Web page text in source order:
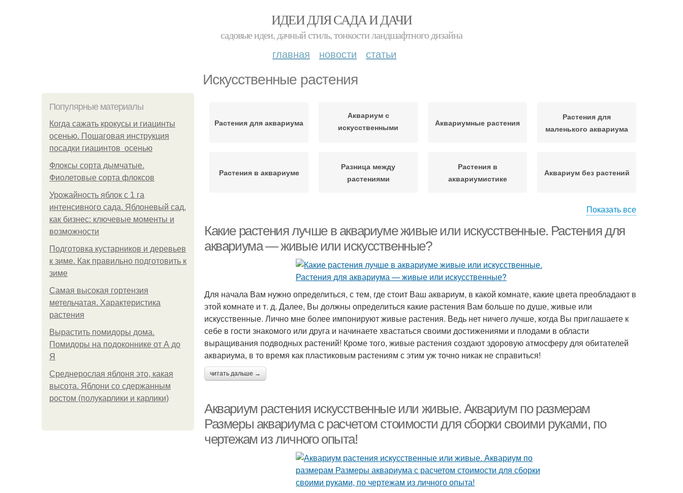
ИДЕИ ДЛЯ САДА И ДАЧИ
садовые идеи, дачный стиль, тонкости ландшафтного дизайна
главная новости статьи
Искусственные растения
Популярные материалы
Когда сажать крокусы и гиацинты
осенью. Пошаговая инструкция
посадки гиацинтов осенью
Флоксы сорта дымчатые.
Фиолетовые сорта флоксов
Урожайность яблок с 1 га
интенсивного сада. Яблоневый сад,
как бизнес: ключевые моменты и
возможности
Подготовка кустарников и деревьев
к зиме. Как правильно подготовить к
зиме
Самая высокая гортензия
метельчатая. Характеристика
растения
Вырастить помидоры дома.
Помидоры на подоконнике от А до
Я
Среднерослая яблоня это, какая
высота. Яблони со сдержанным
ростом (полукарлики и карлики)
Растения для аквариума
Аквариум с
искусственными
Аквариумные растения
Растения для
маленького аквариума
Растения в аквариуме
Разница между
растениями
Растения в
аквариумистике
Аквариум без растений
Показать все
Какие растения лучше в аквариуме живые или искусственные. Растения для
аквариума — живые или искусственные?
Для начала Вам нужно определиться, с тем, где стоит Ваш аквариум, в какой комнате, какие цвета преобладают в
этой комнате и т. д. Далее, Вы должны определиться какие растения Вам больше по душе, живые или
искусственные. Лично мне более импонируют живые растения. Ведь нет ничего лучше, когда Вы приглашаете к
себе в гости знакомого или друга и начинаете хвастаться своими достижениями и плодами в области
выращивания подводных растений! Кроме того, живые растения создают здоровую атмосферу для обитателей
аквариума, в то время как пластиковым растениям с этим уж точно никак не справиться!
читать дальше →
Аквариум растения искусственные или живые. Аквариум по размерам
Размеры аквариума с расчетом стоимости для сборки своими руками, по
чертежам из личного опыта!